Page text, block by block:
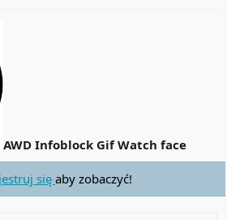
AWD Infoblock Gif Watch face
sięaby zobaczyć!